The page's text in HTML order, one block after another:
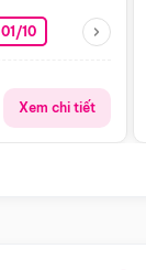
01/10
Xem chi tiết